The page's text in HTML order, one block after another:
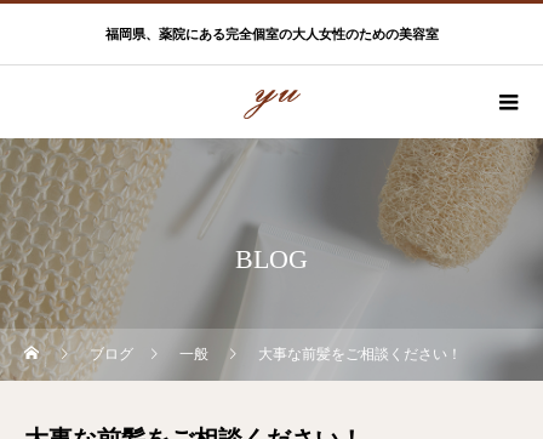
福岡県、薬院にある完全個室の大人女性のための美容室
BLOG
ブログ 一般 大事な前髪をご相談ください！